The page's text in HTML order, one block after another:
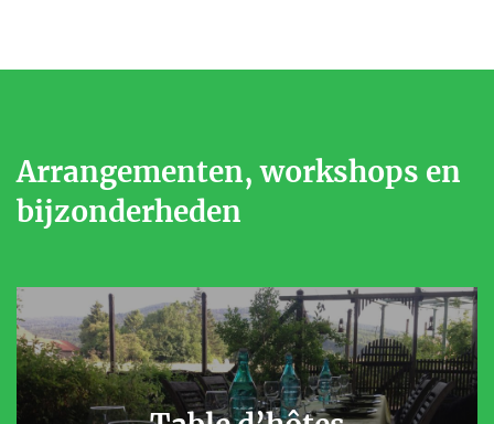
Arrangementen, workshops en
bijzonderheden